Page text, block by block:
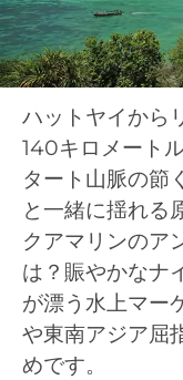
ハットヤイから
140キロメート
タート山脈の節
と一緒に揺れる
クアマリンのア
は？賑やかなナ
が漂う水上マー
や東南アジア屈
めです。